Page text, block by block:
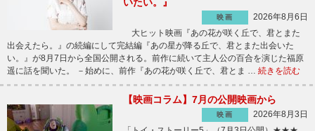
映画
2026年8月6日
大ヒット映画『あの花が咲く丘で、君とまた
出会えたら。』の続編にして完結編『あの星が降る丘で、君とまた出会いた
い。』が8月7日から全国公開される。前作に続いて主人公の百合を演じた福原
遥に話を聞いた。 －始めに、前作『あの花が咲く丘で、君とま … 続きを読む
【映画コラム】7月の公開映画から
映画
2026年8月3日